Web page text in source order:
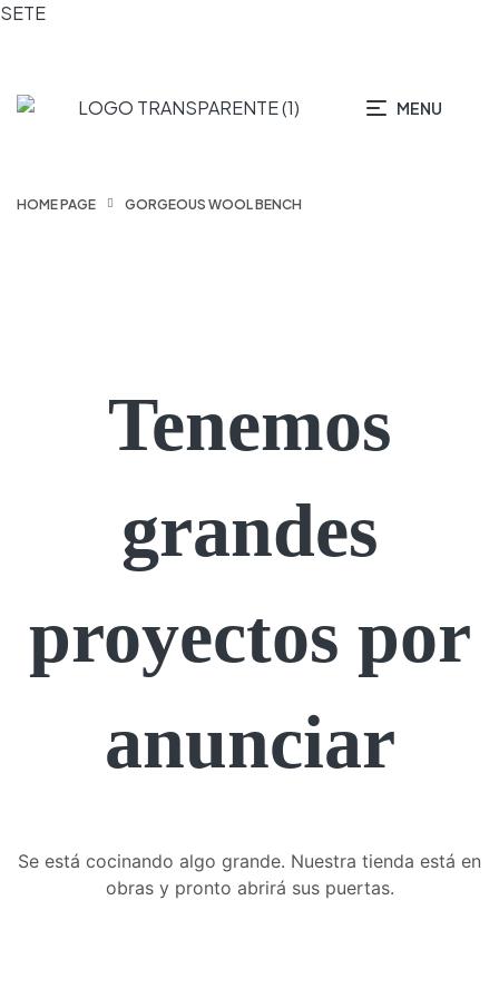
SETE
MENU
HOME PAGE GORGEOUS WOOL BENCH
Tenemos
grandes
proyectos por
anunciar
Se está cocinando algo grande. Nuestra tienda está en
obras y pronto abrirá sus puertas.